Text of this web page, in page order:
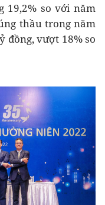
19,2% so với năm
thầu trong năm
đồng, vượt 18% so